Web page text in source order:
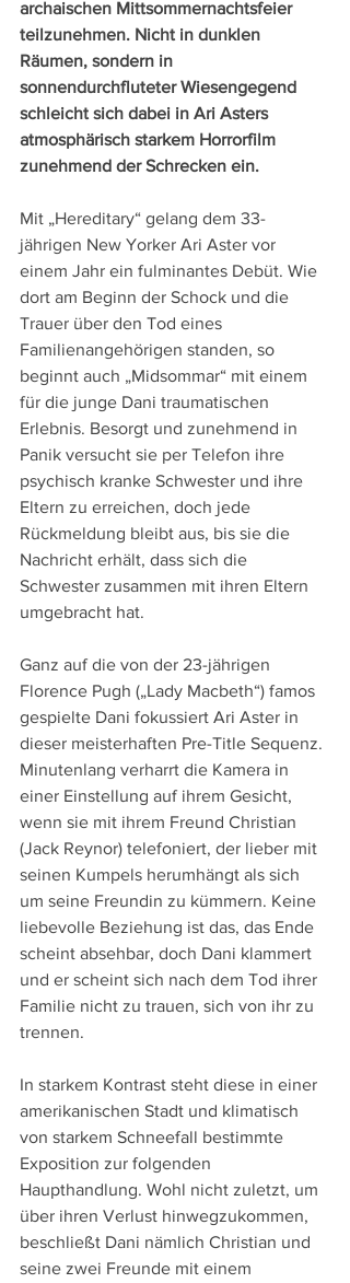
archaischen Mittsommernachtsfeier
teilzunehmen. Nicht in dunklen
Räumen, sondern in
sonnendurchfluteter Wiesengegend
schleicht sich dabei in Ari Asters
atmosphärisch starkem Horrorfilm
zunehmend der Schrecken ein.
Mit „Hereditary“ gelang dem 33-
jährigen New Yorker Ari Aster vor
einem Jahr ein fulminantes Debüt. Wie
dort am Beginn der Schock und die
Trauer über den Tod eines
Familienangehörigen standen, so
beginnt auch „Midsommar“ mit einem
für die junge Dani traumatischen
Erlebnis. Besorgt und zunehmend in
Panik versucht sie per Telefon ihre
psychisch kranke Schwester und ihre
Eltern zu erreichen, doch jede
Rückmeldung bleibt aus, bis sie die
Nachricht erhält, dass sich die
Schwester zusammen mit ihren Eltern
umgebracht hat.
Ganz auf die von der 23-jährigen
Florence Pugh („Lady Macbeth“) famos
gespielte Dani fokussiert Ari Aster in
dieser meisterhaften Pre-Title Sequenz.
Minutenlang verharrt die Kamera in
einer Einstellung auf ihrem Gesicht,
wenn sie mit ihrem Freund Christian
(Jack Reynor) telefoniert, der lieber mit
seinen Kumpels herumhängt als sich
um seine Freundin zu kümmern. Keine
liebevolle Beziehung ist das, das Ende
scheint absehbar, doch Dani klammert
und er scheint sich nach dem Tod ihrer
Familie nicht zu trauen, sich von ihr zu
trennen.
In starkem Kontrast steht diese in einer
amerikanischen Stadt und klimatisch
von starkem Schneefall bestimmte
Exposition zur folgenden
Haupthandlung. Wohl nicht zuletzt, um
über ihren Verlust hinwegzukommen,
beschließt Dani nämlich Christian und
seine zwei Freunde mit einem